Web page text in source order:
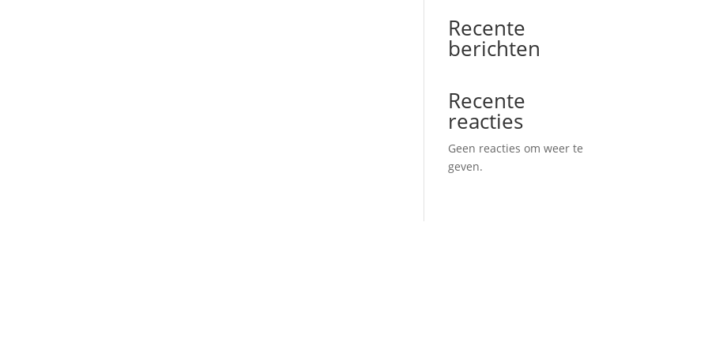
Recente
berichten
Recente
reacties
Geen reacties om weer te
geven.